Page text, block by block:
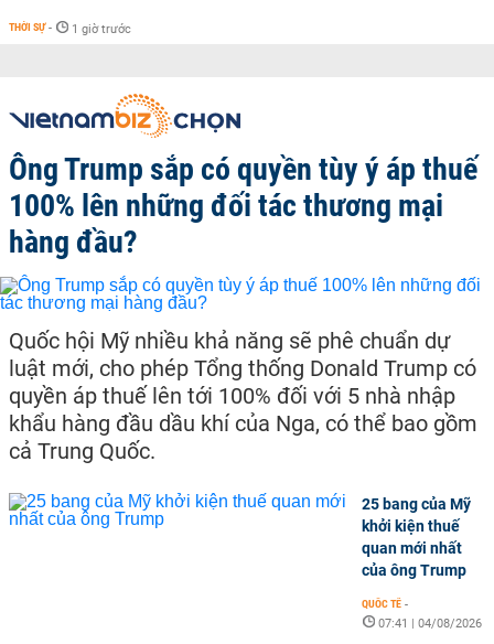
THỜI SỰ - 1 giờ trước
Ông Trump sắp có quyền tùy ý áp thuế
100% lên những đối tác thương mại
hàng đầu?
Quốc hội Mỹ nhiều khả năng sẽ phê chuẩn dự
luật mới, cho phép Tổng thống Donald Trump có
quyền áp thuế lên tới 100% đối với 5 nhà nhập
khẩu hàng đầu dầu khí của Nga, có thể bao gồm
cả Trung Quốc.
25 bang của Mỹ
khởi kiện thuế
quan mới nhất
của ông Trump
QUỐC TẾ -
07:41 | 04/08/2026